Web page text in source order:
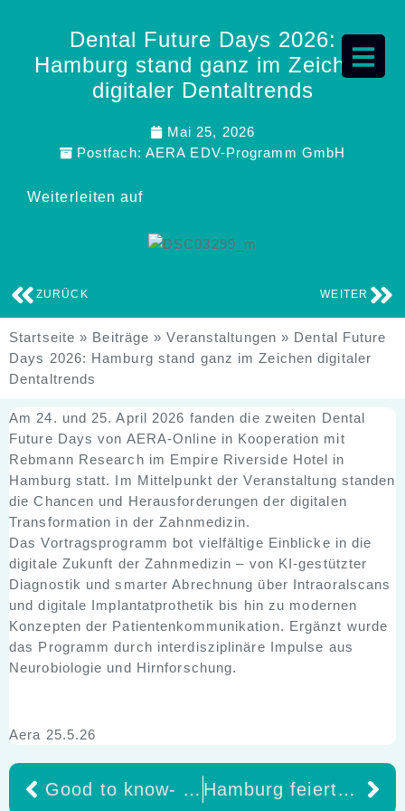
Dental Future Days 2026:
Hamburg stand ganz im Zeichen
digitaler Dentaltrends
Mai 25, 2026
Postfach: AERA EDV-Programm GmbH
Weiterleiten auf
ZURÜCK WEITER
Startseite » Beiträge »Veranstaltungen » Dental Future
Days 2026: Hamburg stand ganz im Zeichen digitaler
Dentaltrends
Am 24. und 25. April 2026 fanden die zweiten Dental
Future Days von AERA-Online in Kooperation mit
Rebmann Research im Empire Riverside Hotel in
Hamburg statt. Im Mittelpunkt der Veranstaltung standen
die Chancen und Herausforderungen der digitalen
Transformation in der Zahnmedizin.
Das Vortragsprogramm bot vielfältige Einblicke in die
digitale Zukunft der Zahnmedizin – von KI-gestützter
Diagnostik und smarter Abrechnung über Intraoralscans
und digitale Implantatprothetik bis hin zu modernen
Konzepten der Patientenkommunikation. Ergänzt wurde
das Programm durch interdisziplinäre Impulse aus
Neurobiologie und Hirnforschung.
Aera 25.5.26
Good to know- S3-Leitlinie vollkeramische festsitzende implantatgetragene Restaurationen kurz zusammen gefasst. -Sicherheit und Entscheidungshilfen für den Praxisalltag Hamburg feiert: Formeta GmbH setzt neuen Meilenstein in der 3D-Druck-Branche – Interview mit Dr. Ling Wang